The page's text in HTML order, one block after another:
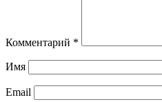
Комментарий *
Имя
Email